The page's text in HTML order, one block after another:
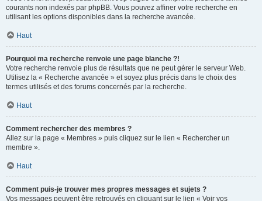
courants non indexés par phpBB. Vous pouvez affiner votre recherche en
utilisant les options disponibles dans la recherche avancée.
Haut
Pourquoi ma recherche renvoie une page blanche ?!
Votre recherche renvoie plus de résultats que ne peut gérer le serveur Web.
Utilisez la « Recherche avancée » et soyez plus précis dans le choix des
termes utilisés et des forums concernés par la recherche.
Haut
Comment rechercher des membres ?
Allez sur la page « Membres » puis cliquez sur le lien « Rechercher un
membre ».
Haut
Comment puis-je trouver mes propres messages et sujets ?
Vos messages peuvent être retrouvés en cliquant sur le lien « Voir vos